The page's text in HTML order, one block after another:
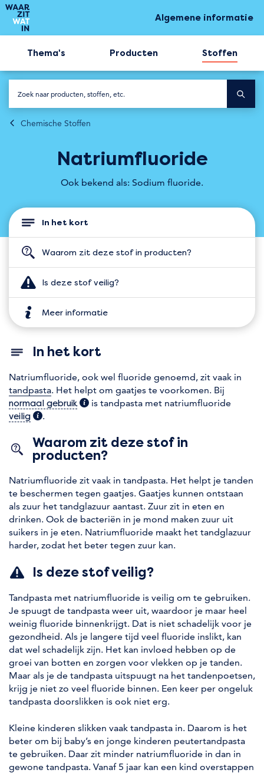
Algemene informatie
Thema's Producten Stoffen
Chemische Stoffen
Natriumfluoride
Ook bekend als: Sodium fluoride.
In het kort
Waarom zit deze stof in producten?
Is deze stof veilig?
Meer informatie
In het kort
Natriumfluoride, ook wel fluoride genoemd, zit vaak in
tandpasta. Het helpt om gaatjes te voorkomen. Bij
normaal gebruik(extra informatie)
is tandpasta met natriumfluoride
veilig (extra informatie)
.
Waarom zit deze stof in
producten?
Natriumfluoride zit vaak in tandpasta. Het helpt je tanden
te beschermen tegen gaatjes. Gaatjes kunnen ontstaan
als zuur het tandglazuur aantast. Zuur zit in eten en
drinken. Ook de bacteriën in je mond maken zuur uit
suikers in je eten. Natriumfluoride maakt het tandglazuur
harder, zodat het beter tegen zuur kan.
Is deze stof veilig?
Tandpasta met natriumfluoride is veilig om te gebruiken.
Je spuugt de tandpasta weer uit, waardoor je maar heel
weinig fluoride binnenkrijgt. Dat is niet schadelijk voor je
gezondheid. Als je langere tijd veel fluoride inslikt, kan
dat wel schadelijk zijn. Het kan invloed hebben op de
groei van botten en zorgen voor vlekken op je tanden.
Maar als je de tandpasta uitspuugt na het tandenpoetsen,
krijg je niet zo veel fluoride binnen. Een keer per ongeluk
tandpasta doorslikken is ook niet erg.
Kleine kinderen slikken vaak tandpasta in. Daarom is het
beter om bij baby’s en jonge kinderen peutertandpasta
te gebruiken. Daar zit minder natriumfluoride in dan in
gewone tandpasta. Vanaf 5 jaar kan een kind overstappen